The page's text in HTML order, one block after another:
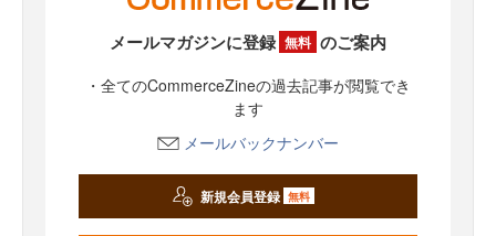
メールマガジンに登録 無料 のご案内
・全てのCommerceZineの過去記事が閲覧でき
ます
メールバックナンバー
新規会員登録 無料